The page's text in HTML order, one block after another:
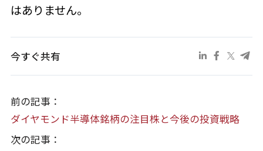
はありません。
今すぐ共有
前の記事：
ダイヤモンド半導体銘柄の注目株と今後の投資戦略
次の記事：